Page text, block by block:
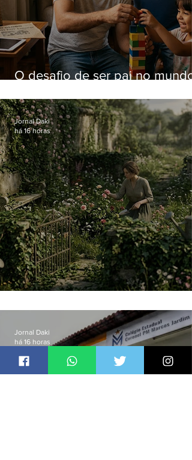
O desafio de ser pai no mundo
Jornal Daki
há 16 horas
Jornal Daki
há 16 horas